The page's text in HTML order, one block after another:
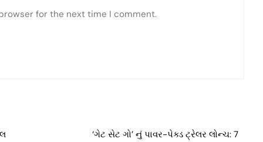
for the next time I comment.
‘ગેટ સેટ ગો’ નું પાવર-પેક્ડ ટ્રેલર લોન્ચ: 7